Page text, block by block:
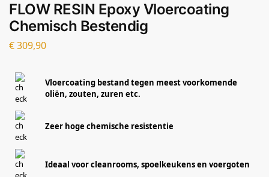
FLOW RESIN Epoxy Vloercoating
Chemisch Bestendig
€309,90
Vloercoating bestand tegen meest voorkomende
oliën, zouten, zuren etc.
Zeer hoge chemische resistentie
Ideaal voor cleanrooms, spoelkeukens en voergoten